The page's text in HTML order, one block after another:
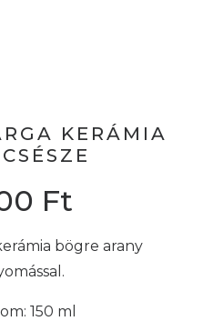
KERÁMIA
Ft
bögre arany
150 ml